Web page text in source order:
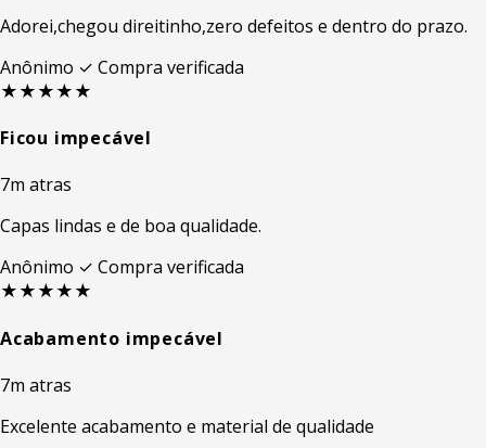
Adorei,chegou direitinho,zero defeitos e dentro do prazo.
Anônimo ✓ Compra verificada
★★★★★
Ficou impecável
7m atras
Capas lindas e de boa qualidade.
Anônimo ✓ Compra verificada
★★★★★
Acabamento impecável
7m atras
Excelente acabamento e material de qualidade